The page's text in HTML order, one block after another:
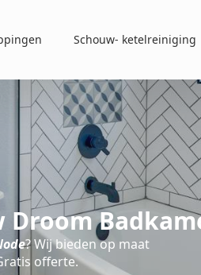
Schouw- ketelreiniging
? Wij bieden op maat
offerte.